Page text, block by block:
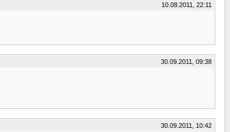
10.08.2011, 22:11
30.09.2011, 09:38
30.09.2011, 10:42